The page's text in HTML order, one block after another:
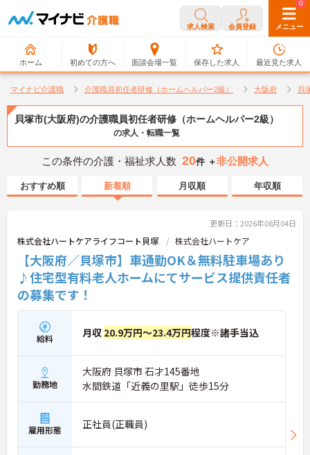
求人検索 会員登録 メニュー
ホーム 初めての方へ 面談会場一覧
0
保存した求人
0
最近見た求人
マイナビ介護職 介護職員初任者研修（ホームヘルパー2級） 大阪府 貝
貝塚市(大阪府)の介護職員初任者研修（ホームヘルパー2級）
の求人・転職一覧
この条件の介護・福祉求人数 20件 ＋非公開求人
おすすめ順 新着順 月収順 年収順
更新日：2026年08月04日
株式会社ハートケアライフコート貝塚 株式会社ハートケア
【大阪府／貝塚市】車通勤OK＆無料駐車場あり
♪住宅型有料老人ホームにてサービス提供責任者
の募集です！
給料 月収 20.9万円～23.4万円程度※諸手当込
勤務地
大阪府 貝塚市 石才145番地
水間鉄道「近義の里駅」徒歩15分
雇用形態 正社員(正職員)